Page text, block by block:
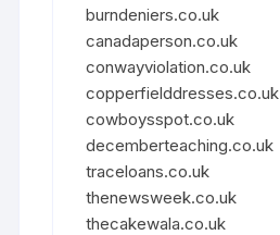
burndeniers.co.uk
canadaperson.co.uk
conwayviolation.co.uk
copperfielddresses.co.uk
cowboysspot.co.uk
decemberteaching.co.uk
traceloans.co.uk
thenewsweek.co.uk
thecakewala.co.uk